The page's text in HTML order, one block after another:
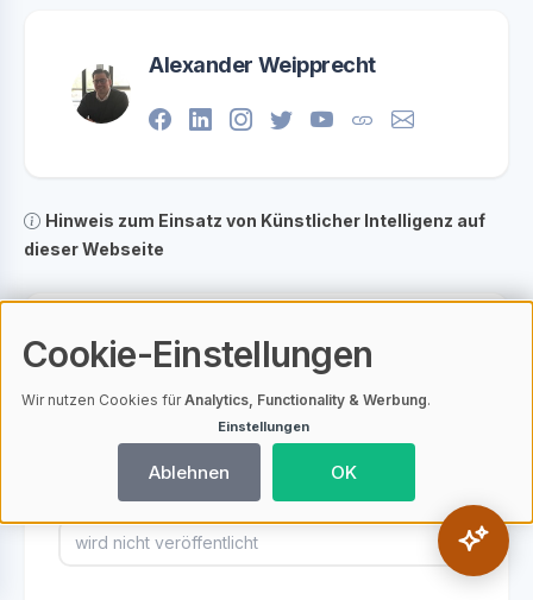
Alexander Weipprecht
Hinweis zum Einsatz von Künstlicher Intelligenz auf
dieser Webseite
Ihre Meinung zu diesem Artikel
Ihr Name
Ihre E-Mail Adresse
Cookie-Einstellungen
Wir nutzen Cookies fürAnalytics, Functionality & Werbung.
Einstellungen
Ablehnen OK